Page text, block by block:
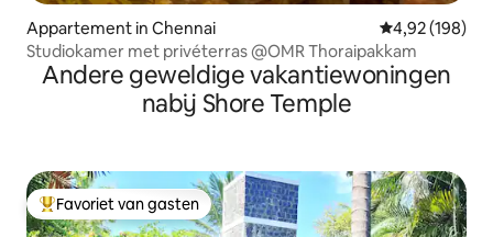
Appartement in Chennai Gemiddelde
4,92 (198)
Studiokamer met privéterras @OMR Thoraipakkam
Andere geweldige vakantiewoningen
nabij Shore Temple
Topfavoriet van gasten
Favoriet van gasten